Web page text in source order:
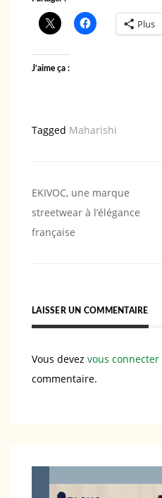
Plus
J’aime ça :
Tagged Maharishi
Navigation
de
l’article
EKIVOC, une marque
streetwear à l’élégance
française
LAISSER UN COMMENTAIRE
Vous devez vous connecter
commentaire.